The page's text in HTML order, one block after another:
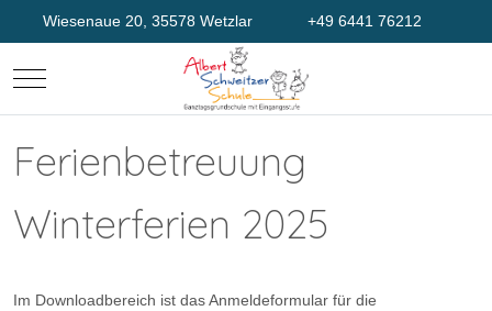
Wiesenaue 20, 35578 Wetzlar +49 6441 76212
Mobile Menu Toggle
Ferienbetreuung
Winterferien 2025
Im Downloadbereich ist das Anmeldeformular für die